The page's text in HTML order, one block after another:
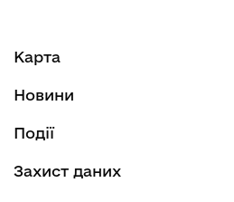
Карта
Новини
Події
Захист даних